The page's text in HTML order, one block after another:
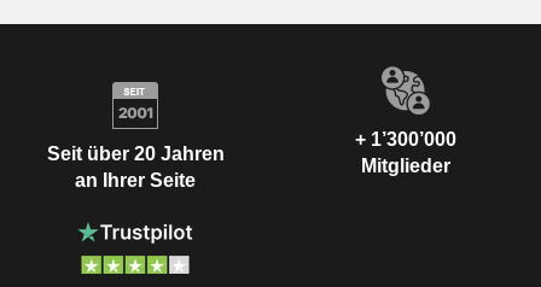
Seit über 20 Jahren
an Ihrer Seite
+ 1’300’000
Mitglieder